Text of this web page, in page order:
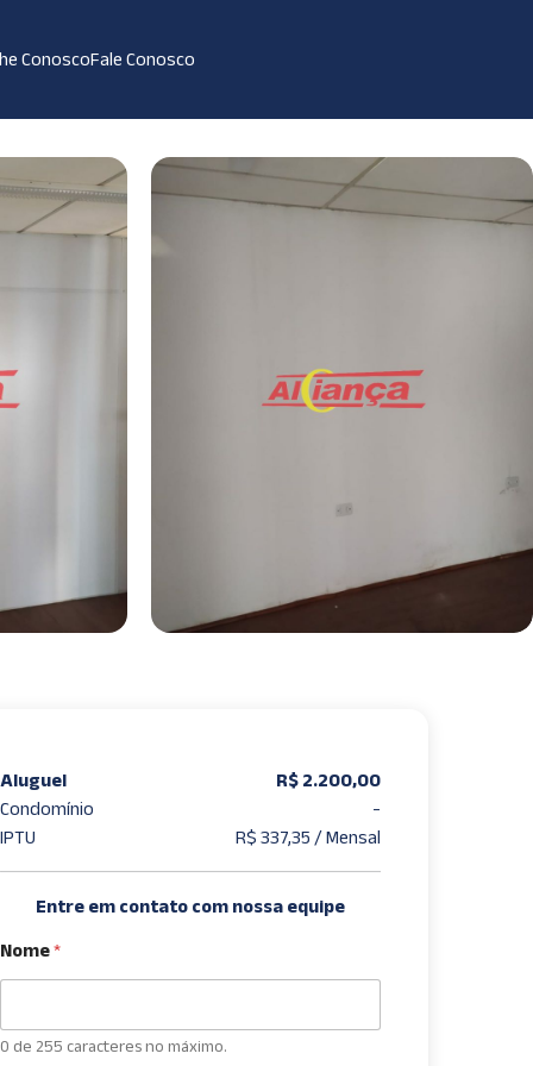
ConoscoFale Conosco
Aluguel
R$ 2.200,00
Condomínio
-
IPTU
R$ 337,35 / Mensal
Entre em contato com nossa equipe
Nome*
0 de 255 caracteres no máximo.